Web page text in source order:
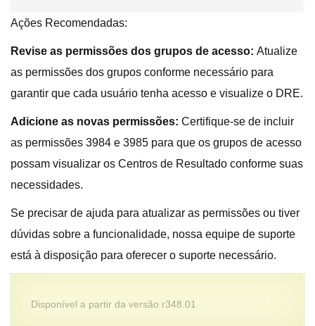
Ações Recomendadas:
Revise as permissões dos grupos de acesso: Atualize
as permissões dos grupos conforme necessário para
garantir que cada usuário tenha acesso e visualize o DRE.
Adicione as novas permissões: Certifique-se de incluir
as permissões 3984 e 3985 para que os grupos de acesso
possam visualizar os Centros de Resultado conforme suas
necessidades.
Se precisar de ajuda para atualizar as permissões ou tiver
dúvidas sobre a funcionalidade, nossa equipe de suporte
está à disposição para oferecer o suporte necessário.
Disponível a partir da versão r348.01